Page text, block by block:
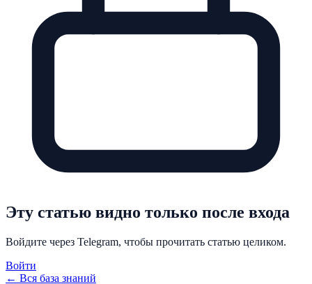
Эту статью видно только после входа
Войдите через Telegram, чтобы прочитать статью целиком.
Войти
← Вся база знаний